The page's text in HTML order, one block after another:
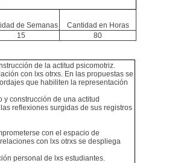
de Semanas Cantidad en Horas
15 80
de la actitud psicomotriz.
con lxs otrxs. En las propuestas se
que habiliten la representación
construcción de una actitud
reflexiones surgidas de sus registros
con el espacio de
con lxs otrxs se despliega
personal de lxs estudiantes.